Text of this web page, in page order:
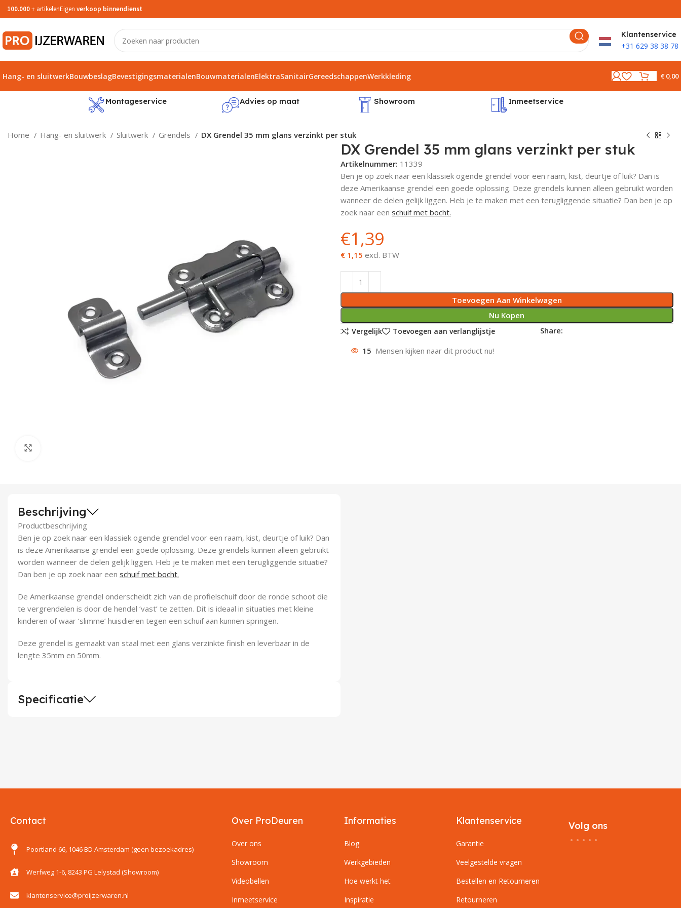
100.000+ artikelenEigen verkoop binnendienst
Klantenservice
+31 629 38 38 78
Hang- en sluitwerkBouwbeslagBevestigingsmaterialenBouwmaterialenElektraSanitairGereedschappenWerkkleding €0,00
Montageservice Advies op maat Showroom Inmeetservice
Home Hang- en sluitwerk Sluitwerk Grendels DX Grendel 35 mm glans verzinkt per stuk
DX Grendel 35 mm glans verzinkt per stuk
Artikelnummer: 11339
Ben je op zoek naar een klassiek ogende grendel voor een raam, kist, deurtje of luik? Dan is
deze Amerikaanse grendel een goede oplossing. Deze grendels kunnen alleen gebruikt worden
wanneer de delen gelijk liggen. Heb je te maken met een terugliggende situatie? Dan ben je op
zoek naar een schuif met bocht.
€1,39
€ 1,15 excl. BTW
Toevoegen Aan Winkelwagen
Nu Kopen
Vergelijk Toevoegen aan verlanglijstje Share:
15 Mensen kijken naar dit product nu!
Beschrijving
Productbeschrijving
Ben je op zoek naar een klassiek ogende grendel voor een raam, kist, deurtje of luik? Dan
is deze Amerikaanse grendel een goede oplossing. Deze grendels kunnen alleen gebruikt
worden wanneer de delen gelijk liggen. Heb je te maken met een terugliggende situatie?
Dan ben je op zoek naar een schuif met bocht.
De Amerikaanse grendel onderscheidt zich van de profielschuif door de ronde schoot die
te vergrendelen is door de hendel ‘vast’ te zetten. Dit is ideaal in situaties met kleine
kinderen of waar ‘slimme’ huisdieren tegen een schuif aan kunnen springen.
Deze grendel is gemaakt van staal met een glans verzinkte finish en leverbaar in de
lengte 35mm en 50mm.
Specificatie
Contact
Poortland 66, 1046 BD Amsterdam (geen bezoekadres)
Werfweg 1-6, 8243 PG Lelystad (Showroom)
klantenservice@proijzerwaren.nl
Over ProDeuren
Over ons
Showroom
Videobellen
Inmeetservice
Informaties
Blog
Werkgebieden
Hoe werkt het
Inspiratie
Klantenservice
Garantie
Veelgestelde vragen
Bestellen en Retourneren
Retourneren
Volg ons